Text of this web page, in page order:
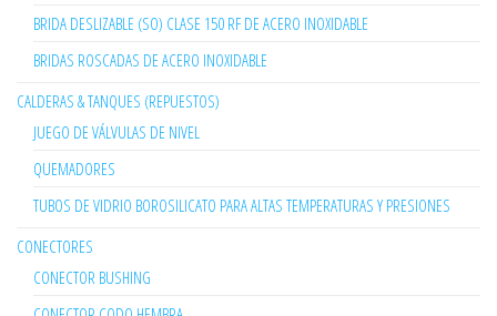
BRIDA DESLIZABLE (SO) CLASE 150 RF DE ACERO INOXIDABLE
BRIDAS ROSCADAS DE ACERO INOXIDABLE
CALDERAS & TANQUES (REPUESTOS)
JUEGO DE VÁLVULAS DE NIVEL
QUEMADORES
TUBOS DE VIDRIO BOROSILICATO PARA ALTAS TEMPERATURAS Y PRESIONES
CONECTORES
CONECTOR BUSHING